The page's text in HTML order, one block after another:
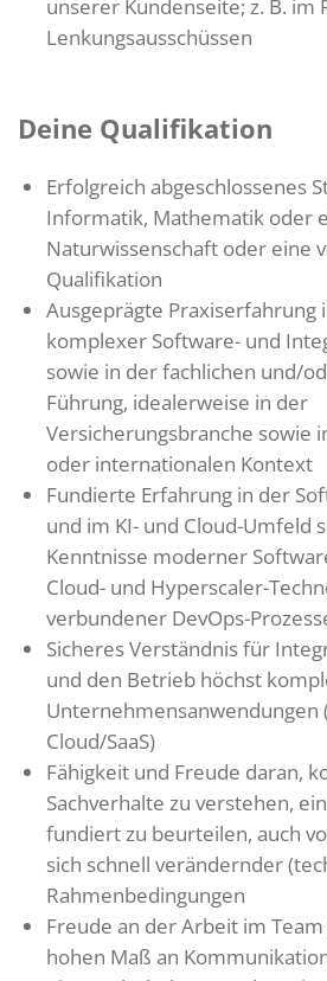
unserer Kundenseite; z. B. im
Lenkungsausschüssen
Deine Qualifikation
Erfolgreich abgeschlossenes
Informatik, Mathematik oder
Naturwissenschaft oder eine
Qualifikation
Ausgeprägte Praxiserfahrung
komplexer Software- und
sowie in der fachlichen und/
Führung, idealerweise in der
Versicherungsbranche sowie
oder internationalen Kontext
Fundierte Erfahrung in der
und im KI- und Cloud-Umfeld
Kenntnisse moderner
Cloud- und Hyperscaler-
verbundener DevOps-
Sicheres Verständnis für
und den Betrieb höchst
Unternehmensanwendungen
Cloud/SaaS)
Fähigkeit und Freude daran,
Sachverhalte zu verstehen,
fundiert zu beurteilen, auch
sich schnell verändernder
Rahmenbedingungen
Freude an der Arbeit im
hohen Maß an